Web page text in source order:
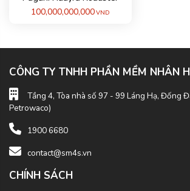
100,000,000,000VND
CÔNG TY TNHH PHẦN MỀM NHÂN
Tầng 4, Tòa nhà số 97 - 99 Láng Hạ, Đống
Petrowaco)
1900 6680
contact@sm4s.vn
CHÍNH SÁCH